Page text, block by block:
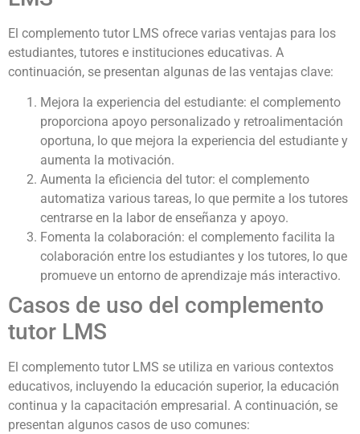
El complemento tutor LMS ofrece varias ventajas para los
estudiantes, tutores e instituciones educativas. A
continuación, se presentan algunas de las ventajas clave:
Mejora la experiencia del estudiante: el complemento
proporciona apoyo personalizado y retroalimentación
oportuna, lo que mejora la experiencia del estudiante y
aumenta la motivación.
Aumenta la eficiencia del tutor: el complemento
automatiza various tareas, lo que permite a los tutores
centrarse en la labor de enseñanza y apoyo.
Fomenta la colaboración: el complemento facilita la
colaboración entre los estudiantes y los tutores, lo que
promueve un entorno de aprendizaje más interactivo.
Casos de uso del complemento
tutor LMS
El complemento tutor LMS se utiliza en various contextos
educativos, incluyendo la educación superior, la educación
continua y la capacitación empresarial. A continuación, se
presentan algunos casos de uso comunes: